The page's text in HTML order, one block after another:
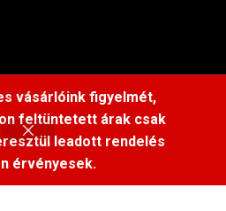
vásárlóink figyelmét,
feltüntetett árak csak
leadott rendelés
érvényesek.